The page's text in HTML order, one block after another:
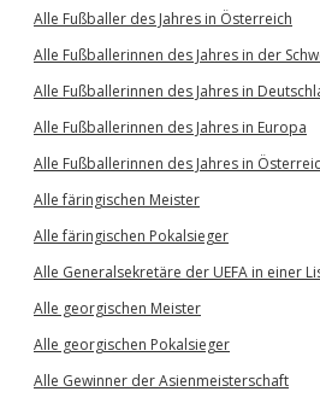
Alle Fußballer des Jahres in Österreich
Alle Fußballerinnen des Jahres in der
Alle Fußballerinnen des Jahres in
Alle Fußballerinnen des Jahres in Europa
Alle Fußballerinnen des Jahres in
Alle färingischen Meister
Alle färingischen Pokalsieger
Alle Generalsekretäre der UEFA in einer
Alle georgischen Meister
Alle georgischen Pokalsieger
Alle Gewinner der Asienmeisterschaft